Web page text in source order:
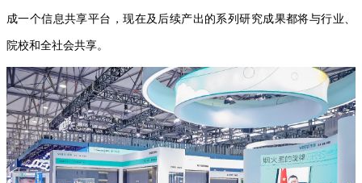
成一个信息共享平台，现在及后续产出的系列研究成果都将与行业、
院校和全社会共享。